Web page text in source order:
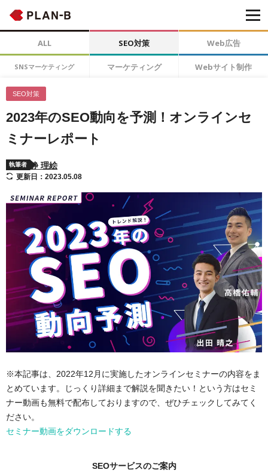
ALL SEO対策 Web広告
SNSマーケティング マーケティング Webサイト制作
SEO対策
2023年のSEO動向を予測！オンラインセ
ミナーレポート
執筆者 静 理絵
更新日：2023.05.08
※本記事は、2022年12月に実施したオンラインセミナーの内容をま
とめています。じっくり詳細まで解説を聞きたい！という方はセミ
ナー動画も無料で配布しておりますので、ぜひチェックしてみてく
ださい。
セミナー動画をダウンロードする
SEOサービスのご案内